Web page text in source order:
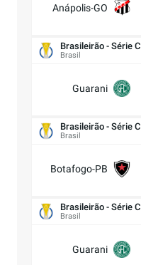
Anápolis-GO
Brasileirão - Série C
Brasil
Guarani
Brasileirão - Série C
Brasil
Botafogo-PB
Brasileirão - Série C
Brasil
Guarani